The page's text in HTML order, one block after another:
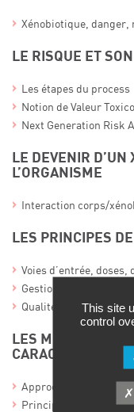
Xénobiotique,
LE RISQUE ET
Les étapes du process
Notion de Valeur
Next Generation Risk
LE DEVENIR
L’ORGANISME
Interaction corps/
LES PRINCIPES
Voies d’entrée, doses,
Gestion de l’incertitude
Qualité des études à
LES MÉTHODES
Approches In silico,
Principaux types
This site
control